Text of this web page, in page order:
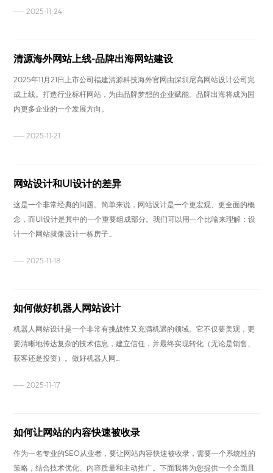
—— 2025-11-24
清源海外网站上线-品牌出海网站建设
2025年11月21日上市公司福建清源科技海外官网由深圳尼高网站设计公司完
成上线。打造行业标杆网站，为由品牌梦想的企业赋能。品牌出海将成为国
内更多企业的一个发展方向。
—— 2025-11-21
网站设计和UI设计的差异
这是一个非常经典的问题。简单来说，网站设计是一个更宏观、更全面的概
念，而UI设计是其中的一个重要组成部分。我们可以用一个比喻来理解：设
计一个网站就像设计一栋房子...
—— 2025-11-18
如何做好机器人网站设计
机器人网站设计是一个非常有挑战性又充满机遇的领域。它不仅要美观，更
要清晰地传达复杂的技术信息，建立信任，并最终实现转化（无论是销售、
获客还是投资）。做好机器人网...
—— 2025-11-17
如何让网站的内容快速被收录
作为一名专业的SEO从业者，要让网站内容快速被收录，需要一个系统性的
策略，结合技术优化、内容质量和主动推广。下面我将为您提供一个全面且